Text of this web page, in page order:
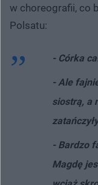
w choreografii, co
Polsatu:
- Córka
- Ale
siostrą, a
zatańczyły
- Bardzo
Magdę